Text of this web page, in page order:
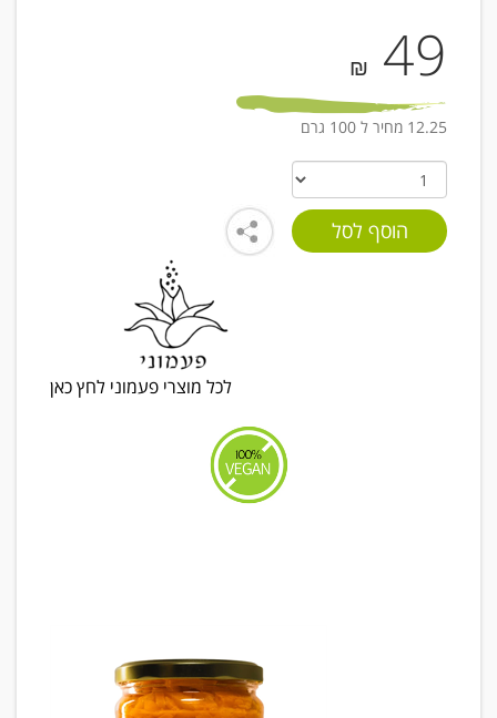
49
₪
12.25 מחיר ל 100 גרם
לכל מוצרי פעמוני לחץ כאן